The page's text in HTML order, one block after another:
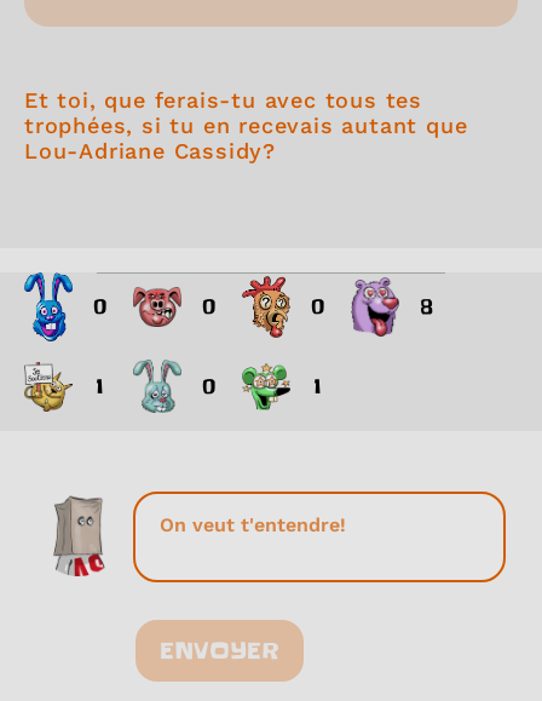
Et toi, que ferais-tu avec tous tes
trophées, si tu en recevais autant que
Lou-Adriane Cassidy?
0 0 0 8
1 0 1
ENVOYER